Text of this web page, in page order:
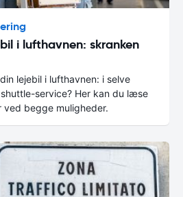
i lufthavnen: skranken
lejebil i lufthavnen: i selve
service? Her kan du læse
ved begge muligheder.